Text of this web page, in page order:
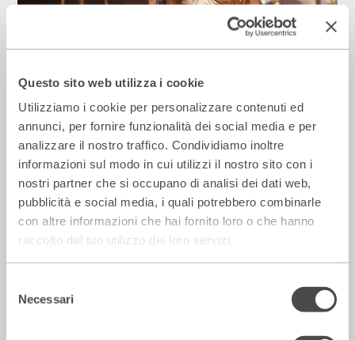
Questo sito web utilizza i cookie
Utilizziamo i cookie per personalizzare contenuti ed
annunci, per fornire funzionalità dei social media e per
analizzare il nostro traffico. Condividiamo inoltre
informazioni sul modo in cui utilizzi il nostro sito con i
nostri partner che si occupano di analisi dei dati web,
pubblicità e social media, i quali potrebbero combinarle
con altre informazioni che hai fornito loro o che hanno
raccolto dal tuo utilizzo dei loro servizi.
delNecessari
Il Giornale – Mirandolina intona le note
dei cantautori
Rassegna Stampa